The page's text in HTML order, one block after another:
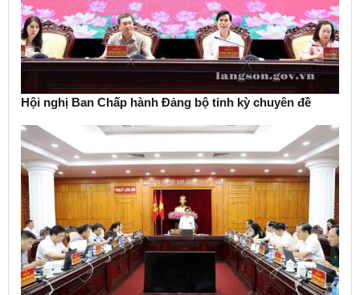
Hội nghị Ban Chấp hành Đảng bộ tỉnh kỳ chuyên đề